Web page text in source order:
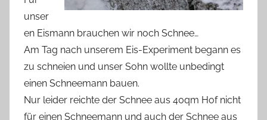
unser
en Eismann brauchen wir noch Schnee…
Am Tag nach unserem Eis-Experiment begann es
zu schneien und unser Sohn wollte unbedingt
einen Schneemann bauen.
Nur leider reichte der Schnee aus 40qm Hof nicht
für einen Schneemann und auch der Schnee aus